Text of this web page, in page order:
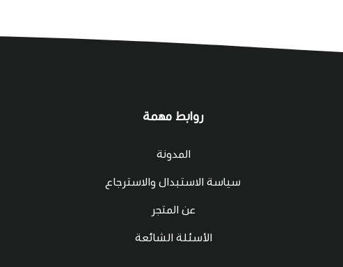
روابط مهمة
المدونة
سياسة الاستبدال والاسترجاع
عن المتجر
الأسئلة الشائعة